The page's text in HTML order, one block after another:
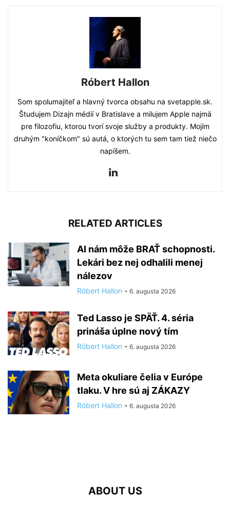
Róbert Hallon
Som spolumajiteľ a hlavný tvorca obsahu na svetapple.sk.
Študujem Dizajn médií v Bratislave a milujem Apple najmä
pre filozofiu, ktorou tvorí svoje služby a produkty. Mojím
druhým "koníčkom" sú autá, o ktorých tu sem tam tiež niečo
napíšem.
RELATED ARTICLES
AI nám môže BRAŤ schopnosti.
Lekári bez nej odhalili menej
nálezov
Róbert Hallon - 6. augusta 2026
Ted Lasso je SPÄŤ. 4. séria
prináša úplne nový tím
Róbert Hallon - 6. augusta 2026
Meta okuliare čelia v Európe
tlaku. V hre sú aj ZÁKAZY
Róbert Hallon - 6. augusta 2026
ABOUT US